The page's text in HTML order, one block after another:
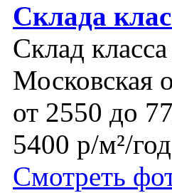
Склада
Склад
Московская
от 2550 до
5400 р/м²/год
Смотреть